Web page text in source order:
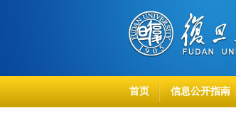
首页 信息公开指南